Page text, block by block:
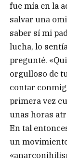
fue mía en la
salvar una
saber sí mi
lucha, lo
pregunté.
orgulloso de
contar
primera vez
unas horas
En tal
un